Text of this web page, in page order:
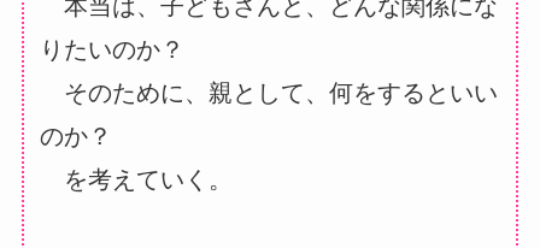
本当は、子どもさんと、どんな関係にな
りたいのか？
そのために、親として、何をするといい
のか？
を考えていく。